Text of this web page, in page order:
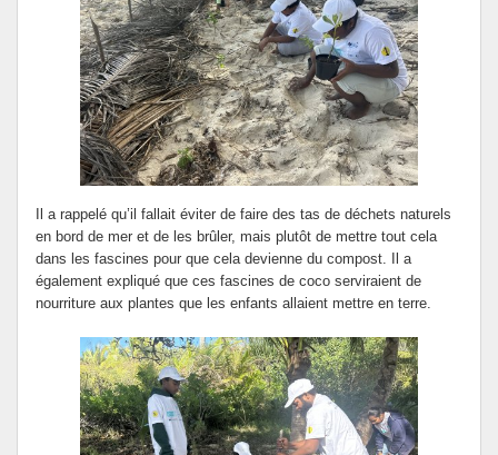
Il a rappelé qu’il fallait éviter de faire des tas de déchets naturels
en bord de mer et de les brûler, mais plutôt de mettre tout cela
dans les fascines pour que cela devienne du compost. Il a
également expliqué que ces fascines de coco serviraient de
nourriture aux plantes que les enfants allaient mettre en terre.